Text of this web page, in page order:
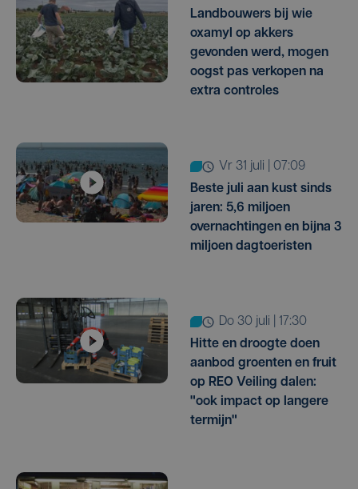
Landbouwers bij wie
oxamyl op akkers
gevonden werd, mogen
oogst pas verkopen na
extra controles
vr 31 juli | 07:09
Beste juli aan kust sinds
jaren: 5,6 miljoen
overnachtingen en bijna 3
miljoen dagtoeristen
do 30 juli | 17:30
Hitte en droogte doen
aanbod groenten en fruit
op REO Veiling dalen:
"ook impact op langere
termijn"